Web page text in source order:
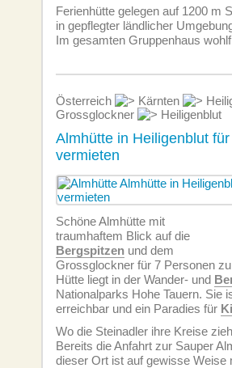
Ferienhütte gelegen auf 1200 m
in gepflegter ländlicher
Im gesamten Gruppenhaus
Österreich Kärnten
Grossglockner
Heiligenblut
Almhütte in Heiligenblut
vermieten
Schöne Almhütte mit
traumhaftem Blick auf die
Bergspitzen und dem
Grossglockner für 7 Personen
Hütte liegt in der Wander- und
Nationalparks Hohe Tauern. Sie
erreichbar und ein Paradies für
Wo die Steinadler ihre Kreise
Bereits die Anfahrt zur Sauper
dieser Ort ist auf gewisse Weise